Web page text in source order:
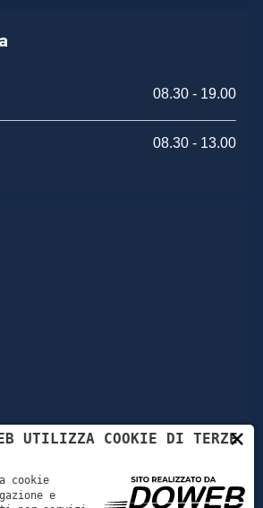
08.30 - 19.00
08.30 - 13.00
×
UTILIZZA COOKIE DI TERZE
cookie
e